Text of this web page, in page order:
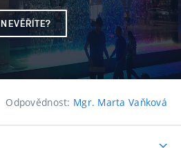
NEVĚŘÍTE?
Odpovědnost: Mgr. Marta Vaňková